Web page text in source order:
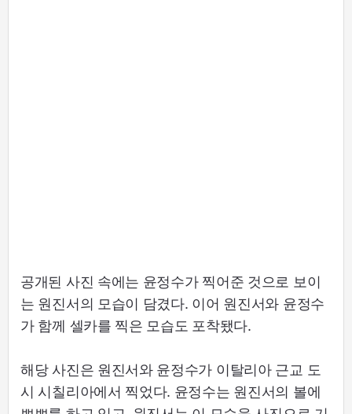
공개된 사진 속에는 윤정수가 찍어준 것으로 보이
는 원진서의 모습이 담겼다. 이어 원진서와 윤정수
가 함께 셀카를 찍은 모습도 포착됐다.
해당 사진은 원진서와 윤정수가 이탈리아 근교 도
시 시칠리아에서 찍었다. 윤정수는 원진서의 볼에